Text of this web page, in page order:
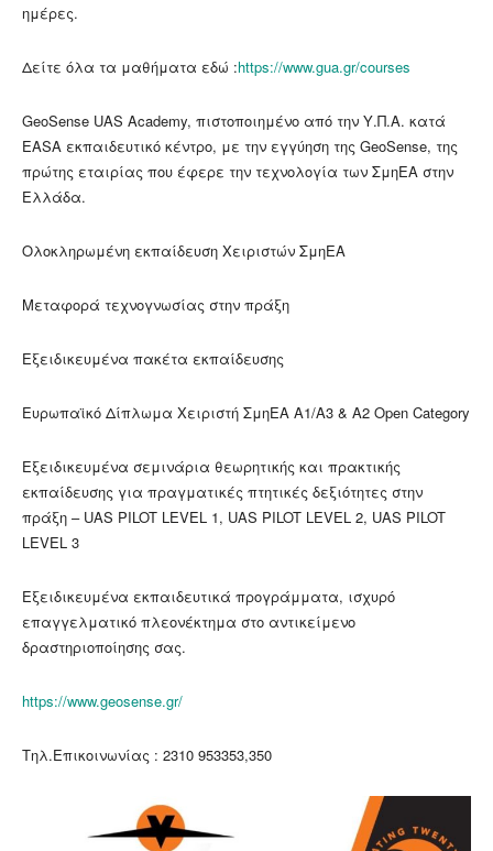
ημέρες.
Δείτε όλα τα μαθήματα εδώ :https://www.gua.gr/courses
GeoSense UAS Academy, πιστοποιημένο από την Υ.Π.Α. κατά
EASA εκπαιδευτικό κέντρο, με την εγγύηση της GeoSense, της
πρώτης εταιρίας που έφερε την τεχνολογία των ΣμηΕΑ στην
Ελλάδα.
Ολοκληρωμένη εκπαίδευση Χειριστών ΣμηΕΑ
Μεταφορά τεχνογνωσίας στην πράξη
Εξειδικευμένα πακέτα εκπαίδευσης
Ευρωπαϊκό Δίπλωμα Χειριστή ΣμηΕΑ Α1/Α3 & Α2 Open Category
Εξειδικευμένα σεμινάρια θεωρητικής και πρακτικής
εκπαίδευσης για πραγματικές πτητικές δεξιότητες στην
πράξη – UAS PILOT LEVEL 1, UAS PILOT LEVEL 2, UAS PILOT
LEVEL 3
Εξειδικευμένα εκπαιδευτικά προγράμματα, ισχυρό
επαγγελματικό πλεονέκτημα στο αντικείμενο
δραστηριοποίησης σας.
https://www.geosense.gr/
Τηλ.Επικοινωνίας : 2310 953353,350